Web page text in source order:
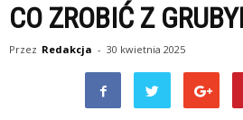
CO ZROBIĆ Z
Przez Redakcja - 30 kwietnia 2025